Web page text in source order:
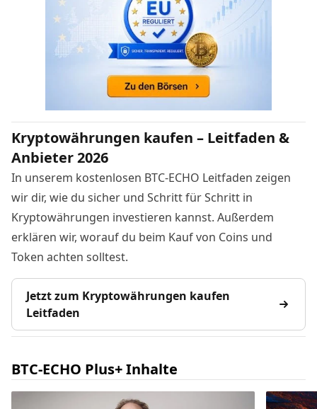
Kryptowährungen kaufen – Leitfaden &
Anbieter 2026
In unserem kostenlosen BTC-ECHO Leitfaden zeigen
wir dir, wie du sicher und Schritt für Schritt in
Kryptowährungen investieren kannst. Außerdem
erklären wir, worauf du beim Kauf von Coins und
Token achten solltest.
Jetzt zum Kryptowährungen kaufen
Leitfaden
BTC-ECHO Plus+ Inhalte